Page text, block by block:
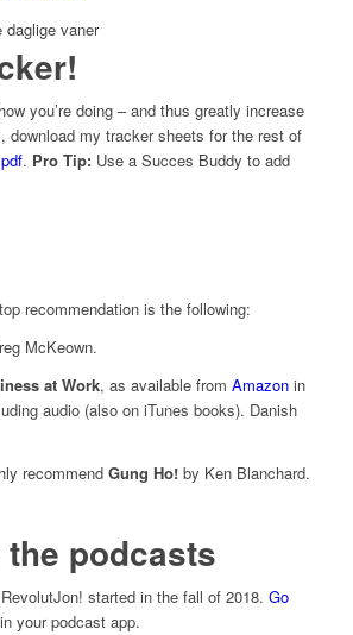
you’re doing – and thus greatly increase
download my tracker sheets for the rest of
pdf. Pro Tip:Use a Succes Buddy to add
recommendation is the following:
McKeown.
at Work, as available from Amazonin
audio (also on iTunes books). Danish
recommend Gung Ho!by Ken Blanchard.
podcasts
started in the fall of 2018. Go
your podcast app.